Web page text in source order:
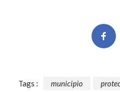
Tags : municipio